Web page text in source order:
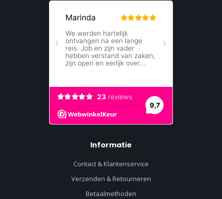
Informatie
Contact & Klantenservice
Verzenden & Retourneren
Betaalmethoden